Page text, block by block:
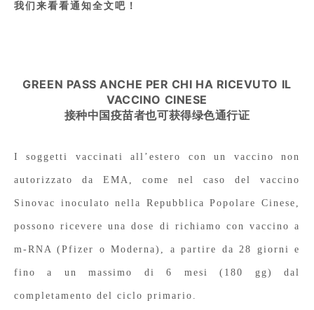
我们来看看通知全文吧！
GREEN PASS ANCHE PER CHI HA RICEVUTO IL
VACCINO CINESE
接种中国疫苗者也可获得绿色通行证
I soggetti vaccinati all’estero con un vaccino non
autorizzato da EMA, come nel caso del vaccino
Sinovac inoculato nella Repubblica Popolare Cinese,
possono ricevere una dose di richiamo con vaccino a
m-RNA (Pfizer o Moderna), a partire da 28 giorni e
fino a un massimo di 6 mesi (180 gg) dal
completamento del ciclo primario.